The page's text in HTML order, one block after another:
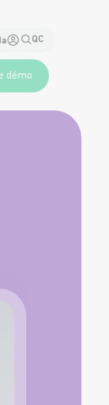
démo
QC